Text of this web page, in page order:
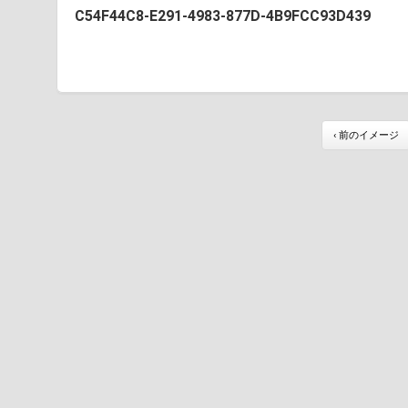
C54F44C8-E291-4983-877D-4B9FCC93D439
‹ 前のイメージ